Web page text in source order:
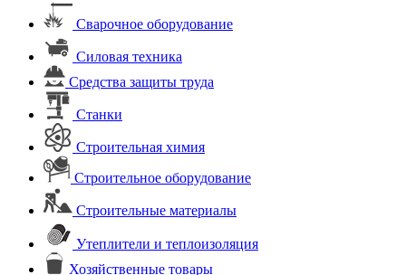
Сварочное оборудование
Силовая техника
Средства защиты труда
Станки
Строительная химия
Строительное оборудование
Строительные материалы
Утеплители и теплоизоляция
Хозяйственные товары